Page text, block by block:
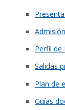
Admisión
Perfil de
Salidas
Plan de
Guías